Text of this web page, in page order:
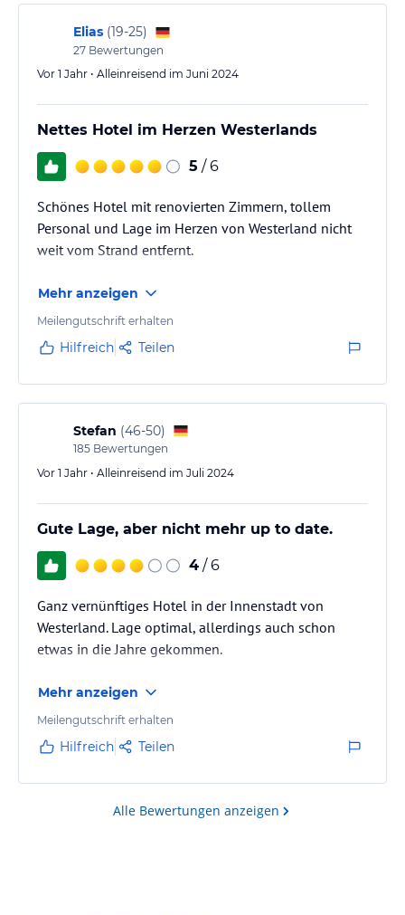
Elias (19-25)
27 Bewertungen
Vor 1 Jahr • Alleinreisend im Juni 2024
Nettes Hotel im Herzen Westerlands
5 / 6
Schönes Hotel mit renovierten Zimmern, tollem
Personal und Lage im Herzen von Westerland nicht
weit vom Strand entfernt.
Mehr anzeigen
Meilengutschrift erhalten
Hilfreich Teilen
Stefan (46-50)
185 Bewertungen
Vor 1 Jahr • Alleinreisend im Juli 2024
Gute Lage, aber nicht mehr up to date.
4 / 6
Ganz vernünftiges Hotel in der Innenstadt von
Westerland. Lage optimal, allerdings auch schon
etwas in die Jahre gekommen.
Mehr anzeigen
Meilengutschrift erhalten
Hilfreich Teilen
Alle Bewertungen anzeigen